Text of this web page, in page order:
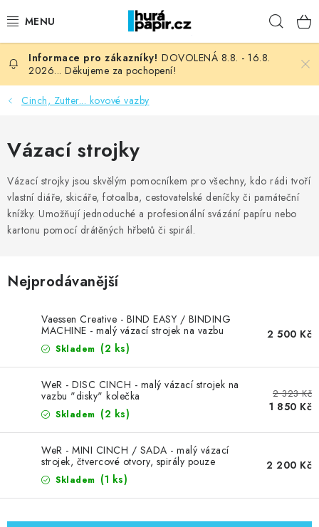
na
NOVINKY
HURÁ DÍLNA
KURZY NATY LYSAK
FOTORECENZE
MOJE OBJEDNÁVKA
ZNAČKY
Doprava Kontakty Moje objednávka
Hodnocení obchodu
Obchodní podmínky
Ověřování recenzí
Jak nakupovat
DOVOLENÁ 8.8. - 16.8.
2026... Děkujeme za pochopení!
Cinch, Zutter... kovové vazby
Vázací strojky
Vázací strojky jsou skvělým pomocníkem pro všechny, kdo rádi tvoří
vlastní diáře, skicáře, fotoalba, cestovatelské deníčky či památeční
knížky. Umožňují jednoduché a profesionální svázání papíru nebo
kartonu pomocí drátěných hřbetů či spirál.
Nejprodávanější
Vaessen Creative - BIND EASY / BINDING
MACHINE - malý vázací strojek na vazbu
"disky + kulaté dírky"
Skladem (2 ks)
2 500 Kč
WeR - DISC CINCH - malý vázací strojek na
vazbu "disky" kolečka
Skladem (2 ks)
2 323 Kč
1 850 Kč
WeR - MINI CINCH / SADA - malý vázací
strojek, čtvercové otvory, spirály pouze
5/8"Skladem (1 ks)
2 200 Kč